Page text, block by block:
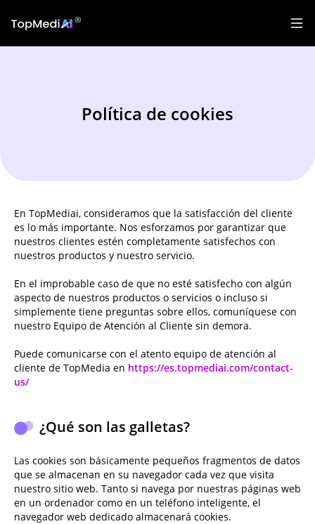
Política de cookies
En TopMediai, consideramos que la satisfacción del cliente
es lo más importante. Nos esforzamos por garantizar que
nuestros clientes estén completamente satisfechos con
nuestros productos y nuestro servicio.
En el improbable caso de que no esté satisfecho con algún
aspecto de nuestros productos o servicios o incluso si
simplemente tiene preguntas sobre ellos, comuníquese con
nuestro Equipo de Atención al Cliente sin demora.
Puede comunicarse con el atento equipo de atención al
cliente de TopMedia en https://es.topmediai.com/contact-
us/
¿Qué son las galletas?
Las cookies son básicamente pequeños fragmentos de datos
que se almacenan en su navegador cada vez que visita
nuestro sitio web. Tanto si navega por nuestras páginas web
en un ordenador como en un teléfono inteligente, el
navegador web dedicado almacenará cookies.